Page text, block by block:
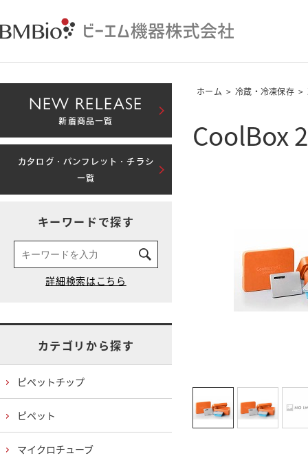
ホーム > 冷蔵・冷凍保存 >
CoolBox
NEW RELEASE
新着商品一覧
カタログ・パンフレット・チラシ
一覧
キーワードで探す
カテゴリから探す
ピペットチップ
ピペット
マイクロチューブ